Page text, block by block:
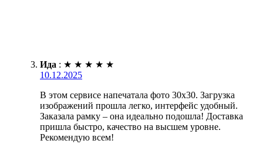
Ида : ★ ★ ★ ★ ★
10.12.2025
В этом сервисе напечатала фото 30х30. Загрузка
изображений прошла легко, интерфейс удобный.
Заказала рамку – она идеально подошла! Доставка
пришла быстро, качество на высшем уровне.
Рекомендую всем!